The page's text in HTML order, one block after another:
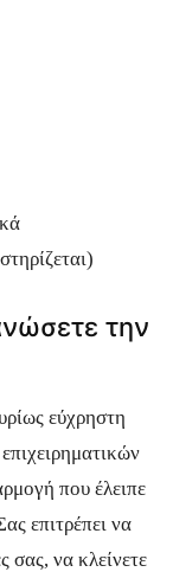
την
εύχρηστη
που έλειπε
επιτρέπει να
σας, να κλείνετε